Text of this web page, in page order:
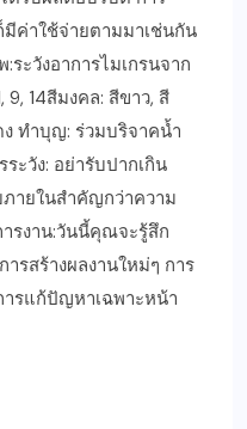
มีค่าใช้จ่ายตามมาเช่นกัน
ะวังอาการไมเกรนจาก
9, 14สีมงคล: สีขาว, สี
ทำบุญ: ร่วมบริจาคน้ำ
ะวัง: อย่ารับปากเกิน
ายในสำคัญกว่าความ
ารงาน:วันนี้คุณจะรู้สึก
รสร้างผลงานใหม่ๆ การ
ารแก้ปัญหาเฉพาะหน้า